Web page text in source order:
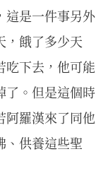
這是一件事另外
，餓了多少天
吃下去，他可能
了。但是這個時
阿羅漢來了同他
、供養這些聖